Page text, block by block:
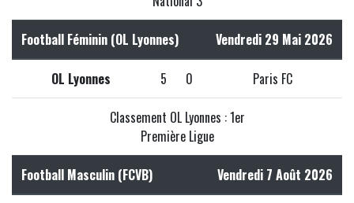
Football Féminin (OL Lyonnes) Vendredi 29 Mai 2026
OL Lyonnes 5 0 Paris FC
Classement OL Lyonnes : 1er
Première Ligue
Football Masculin (FCVB) Vendredi 7 Août 2026